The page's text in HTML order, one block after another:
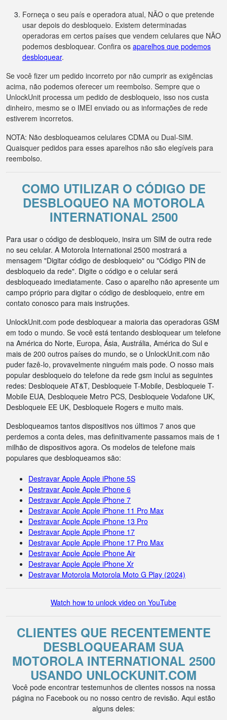
Forneça o seu país e operadora atual, NÃO o que pretende
usar depois do desbloqueio. Existem determinadas
operadoras em certos países que vendem celulares que NÃO
podemos desbloquear. Confira os aparelhos que podemos
desbloquear.
Se você fizer um pedido incorreto por não cumprir as exigências
acima, não podemos oferecer um reembolso. Sempre que o
UnlockUnit processa um pedido de desbloqueio, isso nos custa
dinheiro, mesmo se o IMEI enviado ou as informações de rede
estiverem incorretos.
NOTA: Não desbloqueamos celulares CDMA ou Dual-SIM.
Quaisquer pedidos para esses aparelhos não são elegíveis para
reembolso.
COMO UTILIZAR O CÓDIGO DE
DESBLOQUEO NA MOTOROLA
INTERNATIONAL 2500
Para usar o código de desbloqueio, insira um SIM de outra rede
no seu celular. A Motorola International 2500 mostrará a
mensagem "Digitar código de desbloqueio" ou "Código PIN de
desbloqueio da rede". Digite o código e o celular será
desbloqueado imediatamente. Caso o aparelho não apresente um
campo próprio para digitar o código de desbloqueio, entre em
contato conosco para mais instruções.
UnlockUnit.com pode desbloquear a maioria das operadoras GSM
em todo o mundo. Se você está tentando desbloquear um telefone
na América do Norte, Europa, Ásia, Austrália, América do Sul e
mais de 200 outros países do mundo, se o UnlockUnit.com não
puder fazê-lo, provavelmente ninguém mais pode. O nosso mais
popular desbloqueio do telefone da rede gsm inclui as seguintes
redes: Desbloqueie AT&T, Desbloqueie T-Mobile, Desbloqueie T-
Mobile EUA, Desbloqueie Metro PCS, Desbloqueie Vodafone UK,
Desbloqueie EE UK, Desbloqueie Rogers e muito mais.
Desbloqueamos tantos dispositivos nos últimos 7 anos que
perdemos a conta deles, mas definitivamente passamos mais de 1
milhão de dispositivos agora. Os modelos de telefone mais
populares que desbloqueamos são:
Destravar Apple Apple iPhone 5S
Destravar Apple Apple iPhone 6
Destravar Apple Apple iPhone 7
Destravar Apple Apple iPhone 11 Pro Max
Destravar Apple Apple iPhone 13 Pro
Destravar Apple Apple iPhone 17
Destravar Apple Apple iPhone 17 Pro Max
Destravar Apple Apple iPhone Air
Destravar Apple Apple iPhone Xr
Destravar Motorola Motorola Moto G Play (2024)
Watch how to unlock video on YouTube
CLIENTES QUE RECENTEMENTE
DESBLOQUEARAM SUA
MOTOROLA INTERNATIONAL 2500
USANDO UNLOCKUNIT.COM
Você pode encontrar testemunhos de clientes nossos na nossa
página no Facebook ou no nosso centro de revisão. Aqui estão
alguns deles: